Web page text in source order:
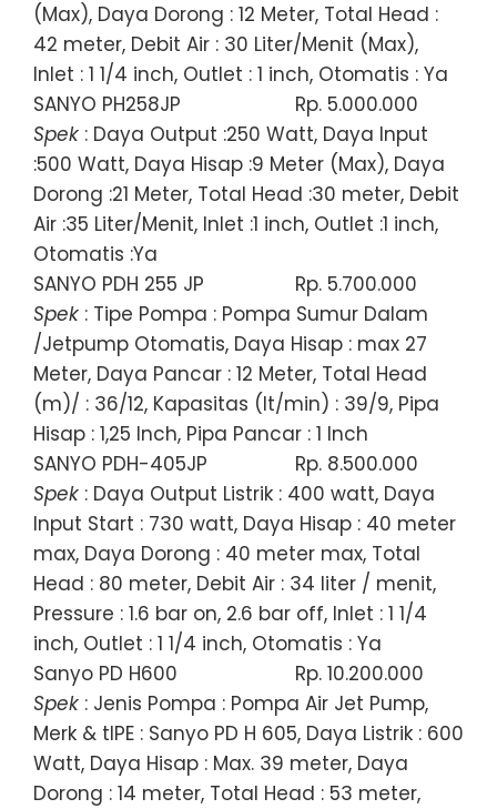
(Max), Daya Dorong : 12 Meter, Total Head :
42 meter, Debit Air : 30 Liter/Menit (Max),
Inlet : 1 1/4 inch, Outlet : 1 inch, Otomatis : Ya
SANYO PH258JP
Rp. 5.000.000
Spek : Daya Output :250 Watt, Daya Input
:500 Watt, Daya Hisap :9 Meter (Max), Daya
Dorong :21 Meter, Total Head :30 meter, Debit
Air :35 Liter/Menit, Inlet :1 inch, Outlet :1 inch,
Otomatis :Ya
SANYO PDH 255 JP
Rp. 5.700.000
Spek : Tipe Pompa : Pompa Sumur Dalam
/Jetpump Otomatis, Daya Hisap : max 27
Meter, Daya Pancar : 12 Meter, Total Head
(m)/ : 36/12, Kapasitas (lt/min) : 39/9, Pipa
Hisap : 1,25 Inch, Pipa Pancar : 1 Inch
SANYO PDH-405JP
Rp. 8.500.000
Spek : Daya Output Listrik : 400 watt, Daya
Input Start : 730 watt, Daya Hisap : 40 meter
max, Daya Dorong : 40 meter max, Total
Head : 80 meter, Debit Air : 34 liter / menit,
Pressure : 1.6 bar on, 2.6 bar off, Inlet : 1 1/4
inch, Outlet : 1 1/4 inch, Otomatis : Ya
Sanyo PD H600
Rp. 10.200.000
Spek : Jenis Pompa : Pompa Air Jet Pump,
Merk & tIPE : Sanyo PD H 605, Daya Listrik : 600
Watt, Daya Hisap : Max. 39 meter, Daya
Dorong : 14 meter, Total Head : 53 meter,